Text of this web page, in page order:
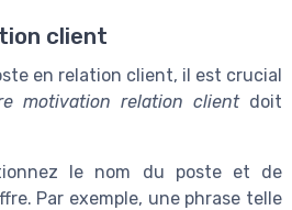
client
en relation client, il est crucial
motivation relation clientdoit
le nom du poste et de
Par exemple, une phrase telle